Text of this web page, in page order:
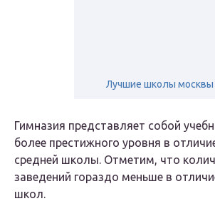
Лучшие школы москвы
Гимназия представляет собой
более престижного уровня в
средней школы. Отметим, что
заведений гораздо меньше в
школ.